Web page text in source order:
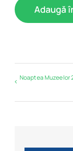
Adaugă
Noaptea Muzeelor